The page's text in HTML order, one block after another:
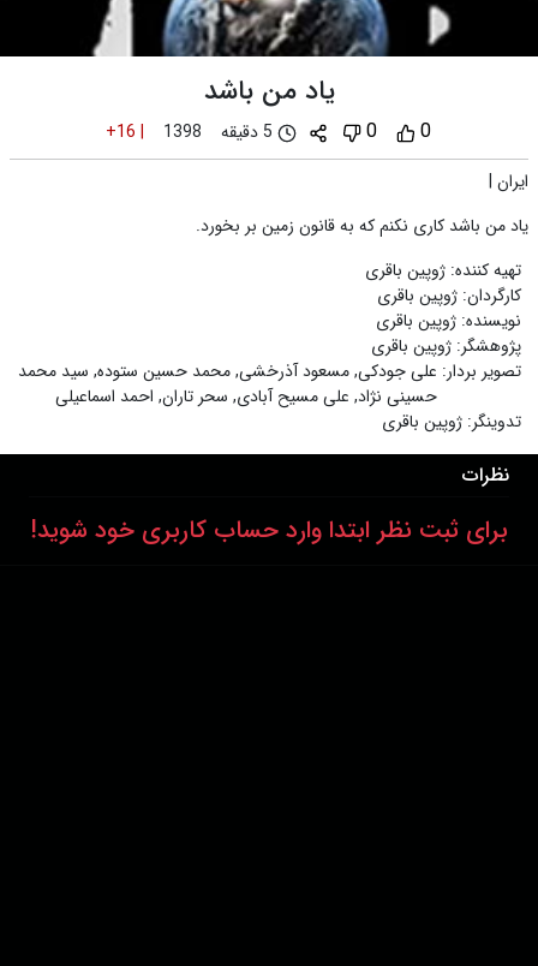
یاد من باشد
0
0 5 دقیقه 1398
+16 |
ایران |
یاد من باشد کاری نکنم که به قانون زمین بر بخورد.
تهیه کننده: ژوپین باقری
کارگردان: ژوپین باقری
نویسنده: ژوپین باقری
پژوهشگر: ژوپین باقری
تصویر بردار: علی جودکی,مسعود آذرخشی,محمد حسین ستوده, سید محمد
حسینی نژاد, علی مسیح آبادی, سحر تاران, احمد اسماعیلی
تدوینگر: ژوپین باقری
نظرات
برای ثبت نظر ابتدا وارد حساب کاربری خود شوید!